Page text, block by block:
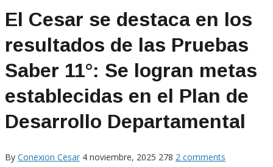
El Cesar se destaca en los
resultados de las Pruebas
Saber 11°: Se logran metas
establecidas en el Plan de
Desarrollo Departamental
By Conexion Cesar 4 noviembre, 2025 278 2 comments